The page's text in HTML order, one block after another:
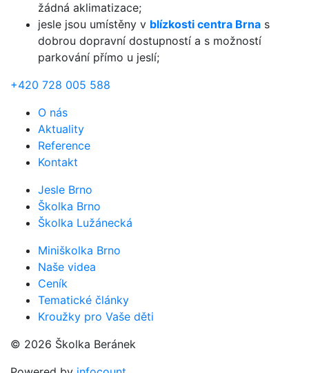
žádná aklimatizace;
jesle jsou umístěny v blízkosti centra Brna s
dobrou dopravní dostupností a s možností
parkování přímo u jeslí;
+420 728 005 588
O nás
Aktuality
Reference
Kontakt
Jesle Brno
Školka Brno
Školka Lužánecká
Miniškolka Brno
Naše videa
Ceník
Tematické články
Kroužky pro Vaše děti
© 2026 Školka Beránek